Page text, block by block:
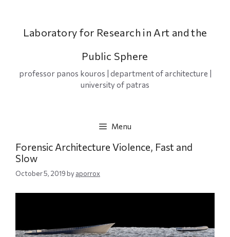
Laboratory for Research in Art and the
Public Sphere
professor panos kouros | department of architecture |
university of patras
Menu
Forensic Architecture Violence, Fast and
Slow
October 5, 2019byaporrox